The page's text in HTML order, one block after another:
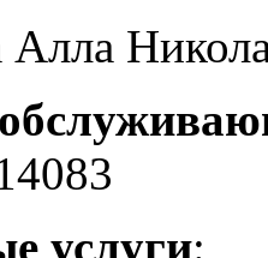
услуги: